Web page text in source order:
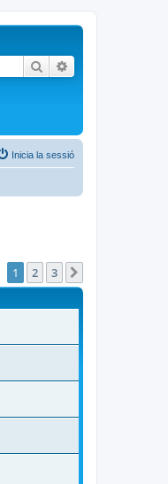
Cerca
Inicia la sessió
1 2 3